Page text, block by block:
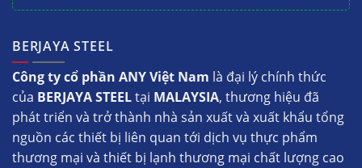
BERJAYA STEEL
Công ty cổ phần ANY Việt Nam là đại lý chính thức
của BERJAYA STEELtại MALAYSIA, thương hiệu đã
phát triển và trở thành nhà sản xuất và xuất khẩu tổng
nguồn các thiết bị liên quan tới dịch vụ thực phẩm
thương mại và thiết bị lạnh thương mại chất lượng cao